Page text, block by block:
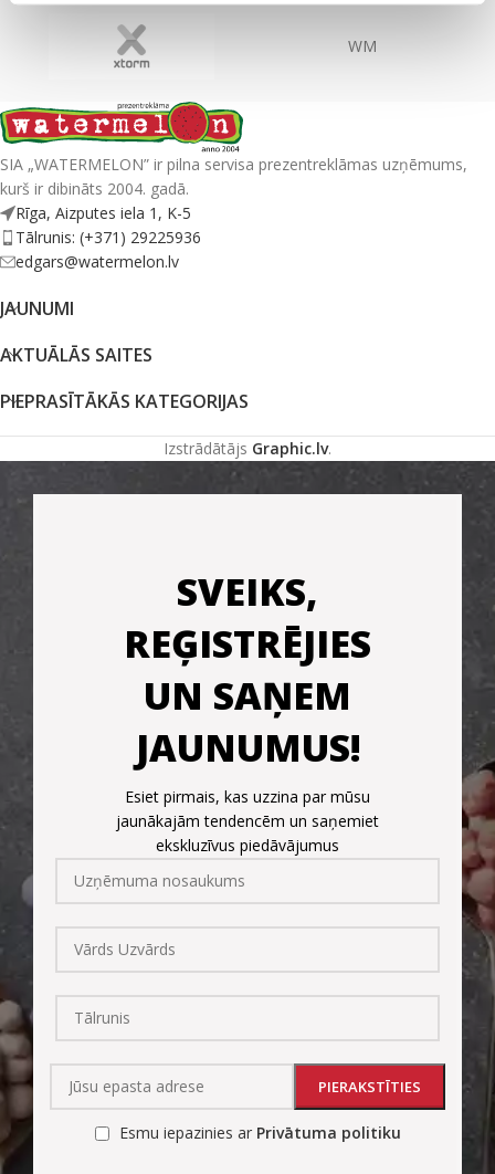
WM
SIA „WATERMELON” ir pilna servisa prezentreklāmas uzņēmums,
kurš ir dibināts 2004. gadā.
Rīga, Aizputes iela 1, K-5
Tālrunis: (+371) 29225936
edgars@watermelon.lv
JAUNUMI
AKTUĀLĀS SAITES
PIEPRASĪTĀKĀS KATEGORIJAS
Izstrādātājs Graphic.lv.
SVEIKS,
REĢISTRĒJIES
UN SAŅEM
JAUNUMUS!
Esiet pirmais, kas uzzina par mūsu
jaunākajām tendencēm un saņemiet
ekskluzīvus piedāvājumus
Esmu iepazinies ar Privātuma politiku